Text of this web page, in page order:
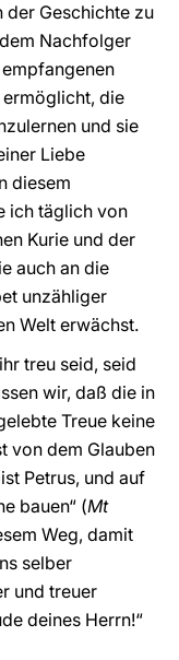
der Geschichte zu
Nachfolger
ermöglicht, die
und sie
Liebe
diesem
ich täglich von
Kurie und der
auch an die
unzähliger
Welt erwächst.
treu seid, seid
wir, daß die in
Treue keine
von dem Glauben
Petrus, und auf
bauen“ (Mt
Weg, damit
selber
und treuer
deines Herrn!“